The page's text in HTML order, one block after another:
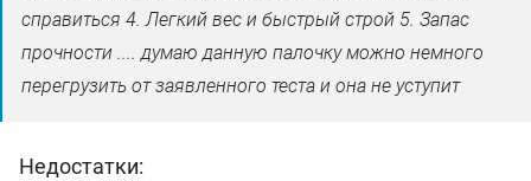
справиться 4. Легкий вес и быстрый строй 5. Запас
прочности .... думаю данную палочку можно немного
перегрузить от заявленного теста и она не уступит
Недостатки: